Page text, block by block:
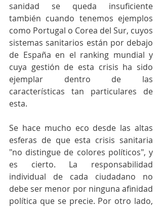
sanidad se queda insuficiente
también cuando tenemos ejemplos
como Portugal o Corea del Sur, cuyos
sistemas sanitarios están por debajo
de España en el ranking mundial y
cuya gestión de esta crisis ha sido
ejemplar dentro de las
características tan particulares de
esta.
Se hace mucho eco desde las altas
esferas de que esta crisis sanitaria
"no distingue de colores políticos", y
es cierto. La responsabilidad
individual de cada ciudadano no
debe ser menor por ninguna afinidad
política que se precie. Por otro lado,